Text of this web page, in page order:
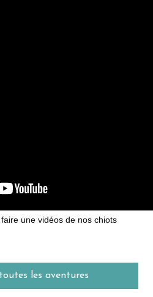
une vidéos de nos chiots
les aventures